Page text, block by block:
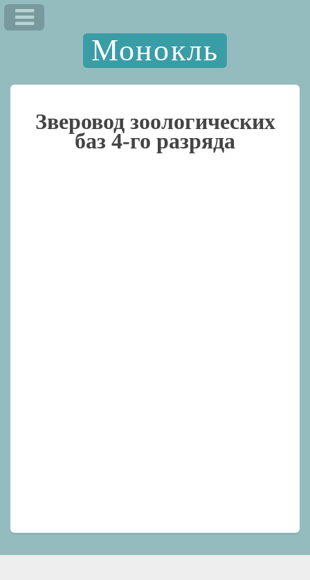
Монокль
Зверовод зоологических
баз 4-го разряда